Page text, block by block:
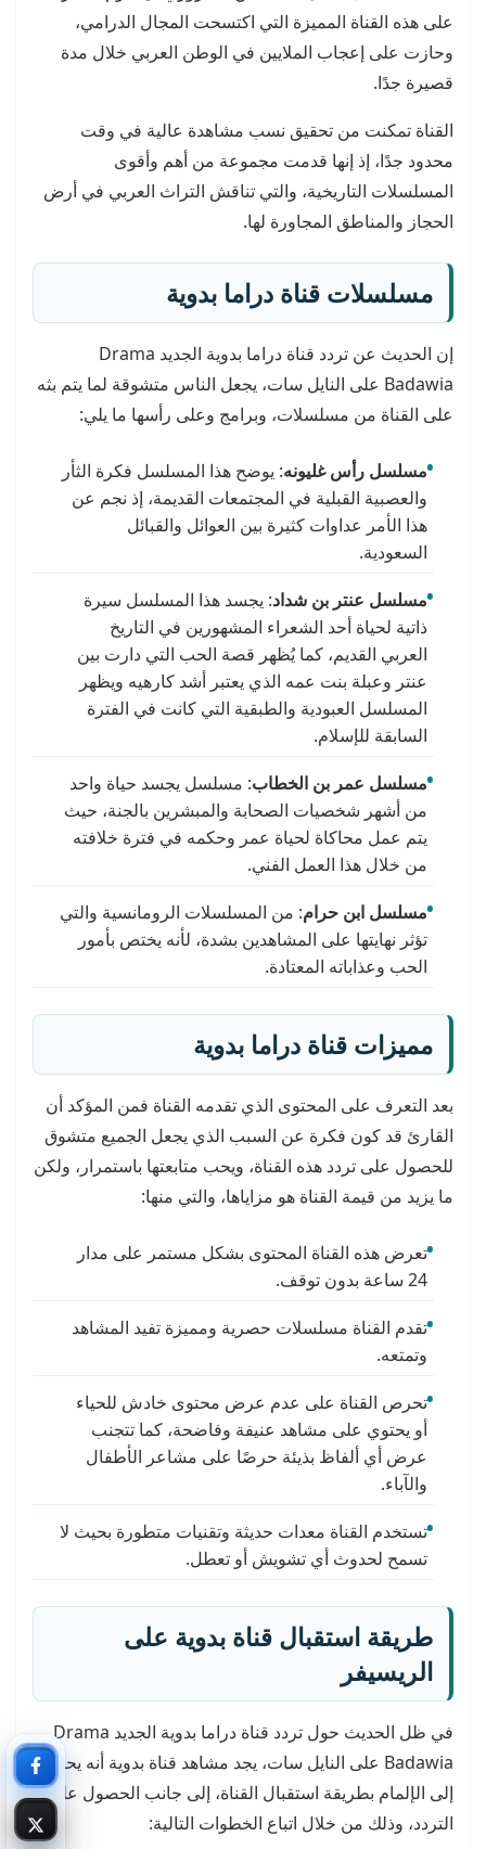
على هذه القناة المميزة التي اكتسحت المجال الدرامي،
وحازت على إعجاب الملايين في الوطن العربي خلال مدة
قصيرة جدًا.
القناة تمكنت من تحقيق نسب مشاهدة عالية في وقت
محدود جدًا، إذ إنها قدمت مجموعة من أهم وأقوى
المسلسلات التاريخية، والتي تناقش التراث العربي في أرض
الحجاز والمناطق المجاورة لها.
مسلسلات قناة دراما بدوية
إن الحديث عن تردد قناة دراما بدوية الجديد Drama
Badawia على النايل سات، يجعل الناس متشوقة لما يتم بثه
على القناة من مسلسلات، وبرامج وعلى رأسها ما يلي:
مسلسل رأس غليونه: يوضح هذا المسلسل فكرة الثأر
والعصبية القبلية في المجتمعات القديمة، إذ نجم عن
هذا الأمر عداوات كثيرة بين العوائل والقبائل
السعودية.
مسلسل عنتر بن شداد: يجسد هذا المسلسل سيرة
ذاتية لحياة أحد الشعراء المشهورين في التاريخ
العربي القديم، كما يُظهر قصة الحب التي دارت بين
عنتر وعبلة بنت عمه الذي يعتبر أشد كارهيه ويظهر
المسلسل العبودية والطبقية التي كانت في الفترة
السابقة للإسلام.
مسلسل عمر بن الخطاب: مسلسل يجسد حياة واحد
من أشهر شخصيات الصحابة والمبشرين بالجنة، حيث
يتم عمل محاكاة لحياة عمر وحكمه في فترة خلافته
من خلال هذا العمل الفني.
مسلسل ابن حرام: من المسلسلات الرومانسية والتي
تؤثر نهايتها على المشاهدين بشدة، لأنه يختص بأمور
الحب وعذاباته المعتادة.
مميزات قناة دراما بدوية
بعد التعرف على المحتوى الذي تقدمه القناة فمن المؤكد أن
القارئ قد كون فكرة عن السبب الذي يجعل الجميع متشوق
للحصول على تردد هذه القناة، ويحب متابعتها باستمرار، ولكن
ما يزيد من قيمة القناة هو مزاياها، والتي منها:
تعرض هذه القناة المحتوى بشكل مستمر على مدار
24 ساعة بدون توقف.
تقدم القناة مسلسلات حصرية ومميزة تفيد المشاهد
وتمتعه.
تحرص القناة على عدم عرض محتوى خادش للحياء
أو يحتوي على مشاهد عنيفة وفاضحة، كما تتجنب
عرض أي ألفاظ بذيئة حرصًا على مشاعر الأطفال
والآباء.
تستخدم القناة معدات حديثة وتقنيات متطورة بحيث لا
تسمح لحدوث أي تشويش أو تعطل.
طريقة استقبال قناة بدوية على
الريسيفر
في ظل الحديث حول تردد قناة دراما بدوية الجديد Drama
Badawia على النايل سات، يجد مشاهد قناة بدوية أنه يحتاج
إلى الإلمام بطريقة استقبال القناة، إلى جانب الحصول على
التردد، وذلك من خلال اتباع الخطوات التالية: